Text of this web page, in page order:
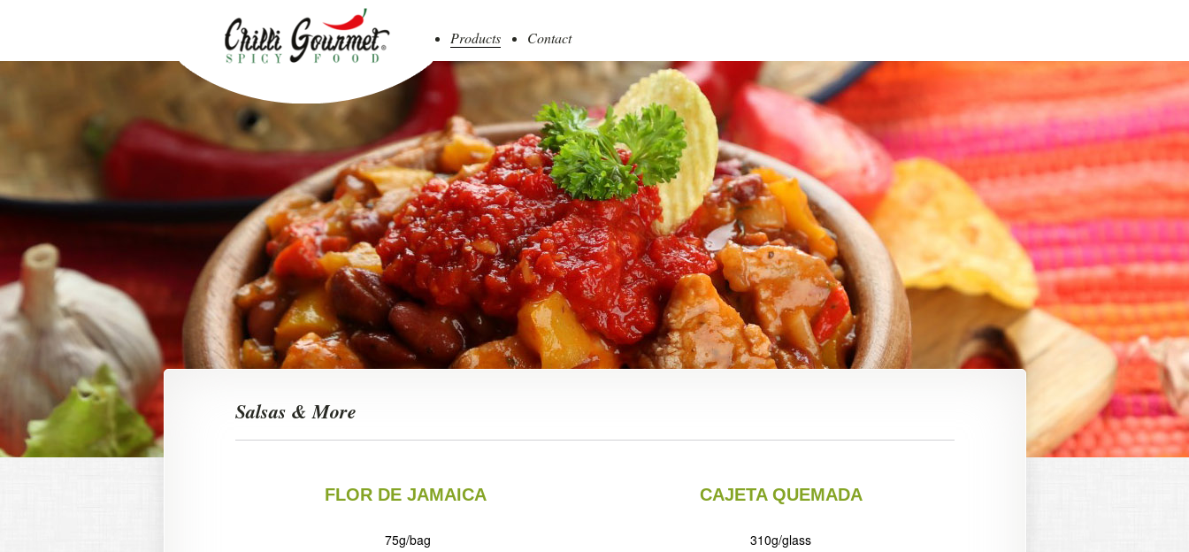
Products Contact
Salsas & More
FLOR DE JAMAICA
75g/bag
CAJETA QUEMADA
310g/glass